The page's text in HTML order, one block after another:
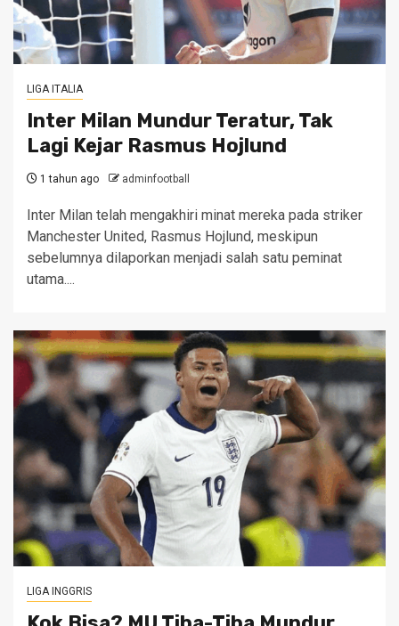
LIGA ITALIA
Inter Milan Mundur Teratur, Tak
Lagi Kejar Rasmus Hojlund
1 tahun ago adminfootball
Inter Milan telah mengakhiri minat mereka pada striker
Manchester United, Rasmus Hojlund, meskipun
sebelumnya dilaporkan menjadi salah satu peminat
utama....
LIGA INGGRIS